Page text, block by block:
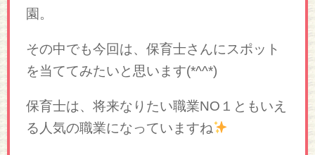
園。
その中でも今回は、保育士さんにスポット
を当ててみたいと思います(*^^*)
保育士は、将来なりたい職業NO１ともいえ
る人気の職業になっていますね